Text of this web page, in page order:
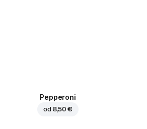
Pepperoni
od 8,50 €